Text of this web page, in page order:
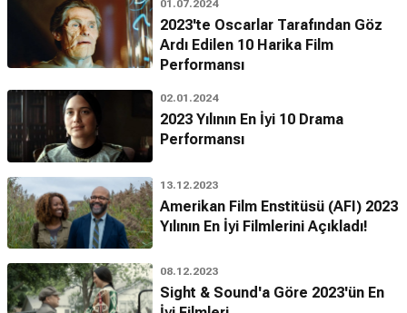
01.07.2024
2023'te Oscarlar Tarafından Göz
Ardı Edilen 10 Harika Film
Performansı
02.01.2024
2023 Yılının En İyi 10 Drama
Performansı
13.12.2023
Amerikan Film Enstitüsü (AFI) 2023
Yılının En İyi Filmlerini Açıkladı!
08.12.2023
Sight & Sound'a Göre 2023'ün En